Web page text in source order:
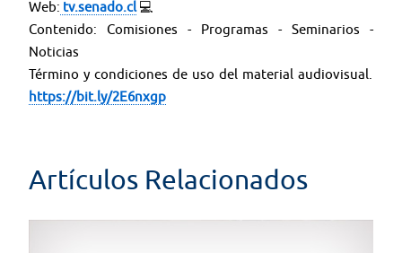
Web: tv.senado.cl💻
Contenido: Comisiones - Programas - Seminarios -
Noticias
Término y condiciones de uso del material audiovisual.
https://bit.ly/2E6nxgp
Artículos Relacionados